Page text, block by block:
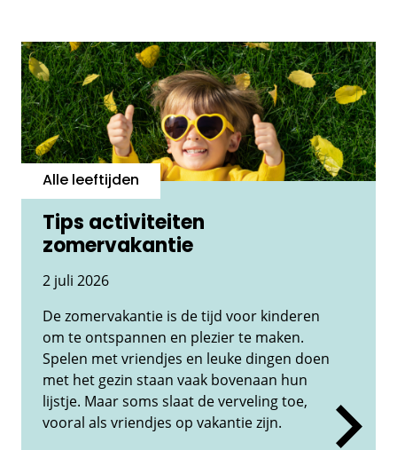
Tips activiteiten
zomervakantie
Alle leeftijden
2 juli 2026
De zomervakantie is de tijd voor kinderen
om te ontspannen en plezier te maken.
Spelen met vriendjes en leuke dingen doen
met het gezin staan vaak bovenaan hun
lijstje. Maar soms slaat de verveling toe,
vooral als vriendjes op vakantie zijn.